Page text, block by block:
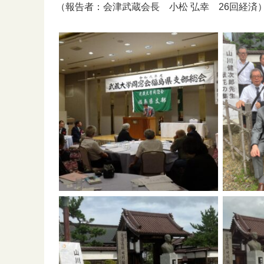
（報告者：会津武蔵会長 小松 弘幸 26回経済